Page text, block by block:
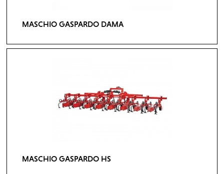
MASCHIO GASPARDO DAMA
MASCHIO GASPARDO HS